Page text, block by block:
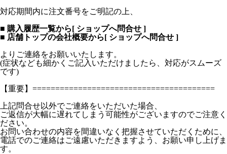
対応期間内に注文番号をご明記の上、
■ 購入履歴一覧から[ ショップへ問合せ ]
■ 店舗トップの会社概要から[ ショップへ問合せ ]
よりご連絡をお願いいたします。
(症状なども細かくご記入いただけましたら、対応がスムーズ
です)
【重要】========================================
上記問合せ以外でご連絡をいただいた場合、
ご返信が大幅に遅れてしまう可能性がございますのでご注意く
ださい。
お問い合わせの内容を間違いなく把握させていただくために、
電話でのご連絡はご遠慮いただきますよう、お願い申し上げま
す。